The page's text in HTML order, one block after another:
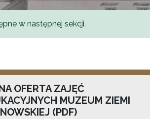
w następnej sekcji.
OFERTA ZAJĘĆ
MUZEUM ZIEMI
(PDF)